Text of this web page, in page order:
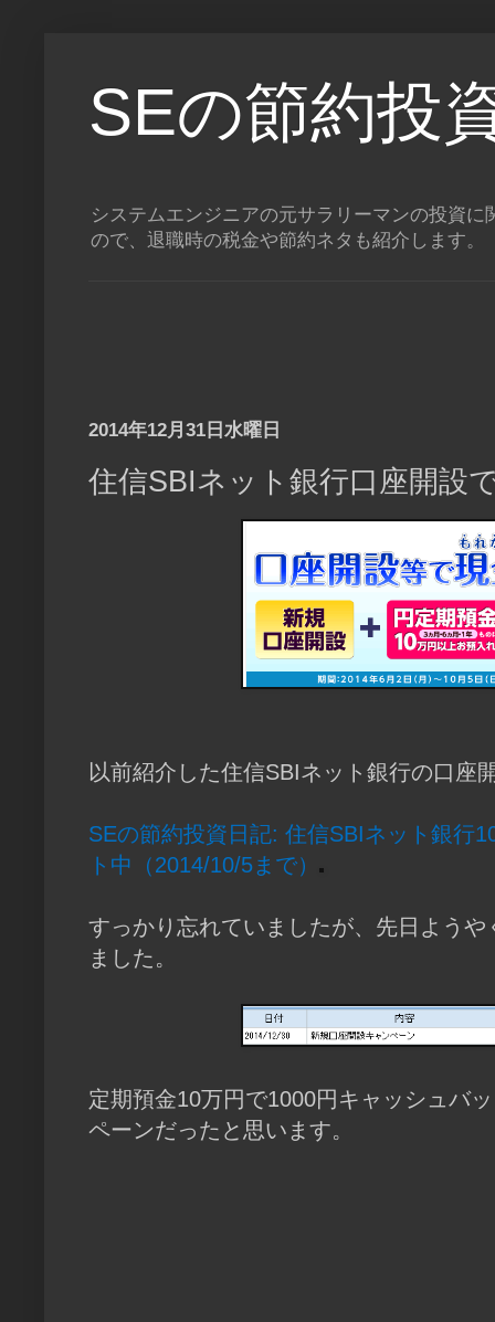
SEの節約投
システムエンジニアの元サラリーマンの投資
ので、退職時の税金や節約ネタも紹介します。
2014年12月31日水曜日
住信SBIネット銀行口座開設
以前紹介した住信SBIネット銀行の口座
SEの節約投資日記: 住信SBIネット銀行
ト中（2014/10/5まで）
すっかり忘れていましたが、先日よう
ました。
定期預金10万円で1000円キャッシュバ
ペーンだったと思います。